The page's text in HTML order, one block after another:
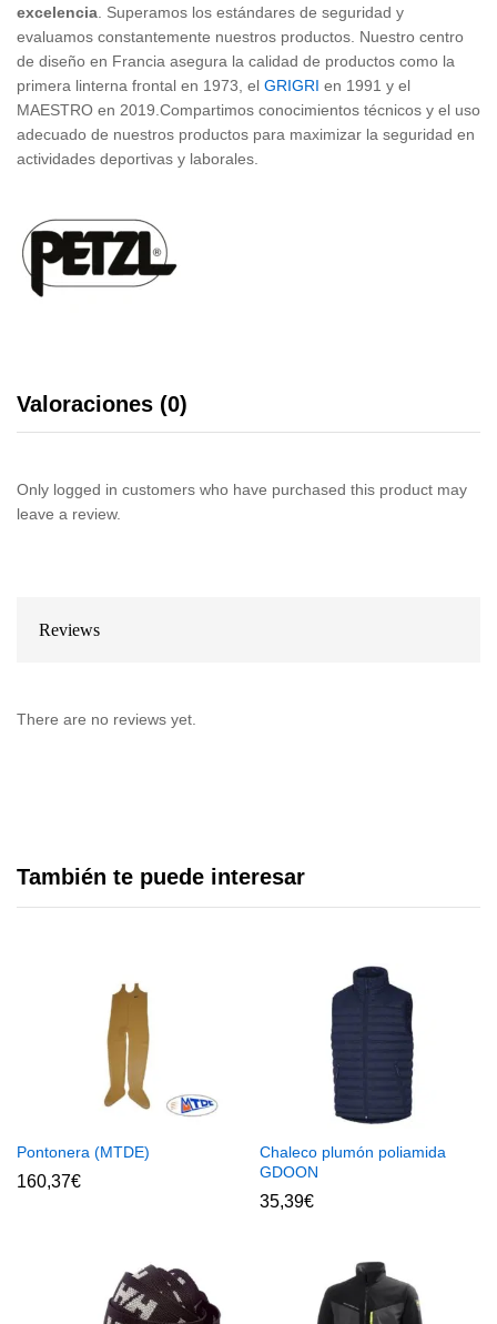
excelencia. Superamos los estándares de seguridad y
evaluamos constantemente nuestros productos. Nuestro centro
de diseño en Francia asegura la calidad de productos como la
primera linterna frontal en 1973, el GRIGRI en 1991 y el
MAESTRO en 2019.Compartimos conocimientos técnicos y el uso
adecuado de nuestros productos para maximizar la seguridad en
actividades deportivas y laborales.
Valoraciones (0)
Only logged in customers who have purchased this product may
leave a review.
Reviews
There are no reviews yet.
También te puede interesar
Pontonera (MTDE)
160,37€
Chaleco plumón poliamida
GDOON
35,39€